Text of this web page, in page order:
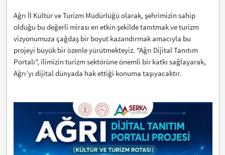
Ağrı İl Kültür ve Turizm Müdürlüğü olarak, şehrimizin sahip
olduğu bu değerli mirası en etkin şekilde tanıtmak ve turizm
vizyonumuza çağdaş bir boyut kazandırmak amacıyla bu
projeyi büyük bir özenle yürütmekteyiz. "Ağrı Dijital Tanıtım
Portalı", ilimizin turizm sektörüne önemli bir katkı sağlayarak,
Ağrı’yı dijital dünyada hak ettiği konuma taşıyacaktır.